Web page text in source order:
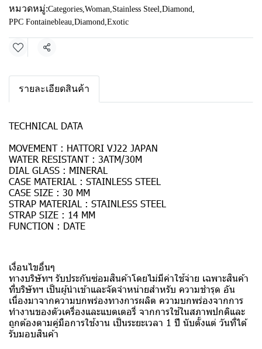
หมวดหมู่:Categories,Woman,Stainless Steel,Diamond,
PPC Fontainebleau,Diamond,Exotic
แชร์
รายละเอียดสินค้า
TECHNICAL DATA
MOVEMENT : HATTORI VJ22 JAPAN
WATER RESISTANT : 3ATM/30M
DIAL GLASS : MINERAL
CASE MATERIAL : STAINLESS STEEL
CASE SIZE : 30 MM
STRAP MATERIAL : STAINLESS STEEL
STRAP SIZE : 14 MM
FUNCTION : DATE
เงื่อนไขอื่นๆ
ทางบริษัทฯ รับประกันซ่อมสินค้าโดยไม่มีค่าใช้จ่าย เฉพาะสินค้า
ที่บริษัทฯ เป็นผู้นำเข้าและจัดจำหน่ายสำหรับ ความชำรุด อัน
เนื่องมาจากความบกพร่องทางการผลิต ความบกพร่องจากการ
ทำงานของตัวเครื่องและแบตเตอรี่ จากการใช้ในสภาพปกติและ
ถูกต้องตามคู่มือการใช้งาน เป็นระยะเวลา 1 ปี นับตั้งแต่ วันที่ได้
รับมอบสินค้า